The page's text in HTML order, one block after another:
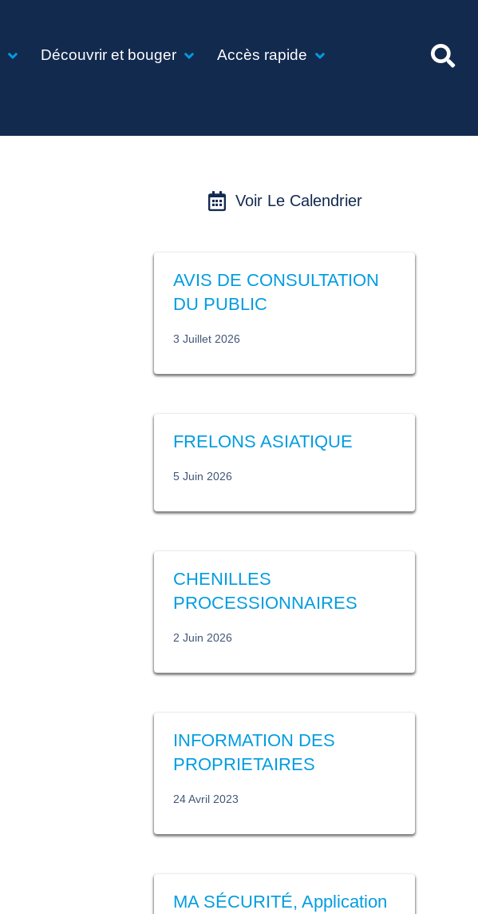
Découvrir et bouger Accès rapide
Voir Le Calendrier
AVIS DE CONSULTATION
DU PUBLIC
3 Juillet 2026
FRELONS ASIATIQUE
5 Juin 2026
CHENILLES
PROCESSIONNAIRES
2 Juin 2026
INFORMATION DES
PROPRIETAIRES
24 Avril 2023
MA SÉCURITÉ, Application